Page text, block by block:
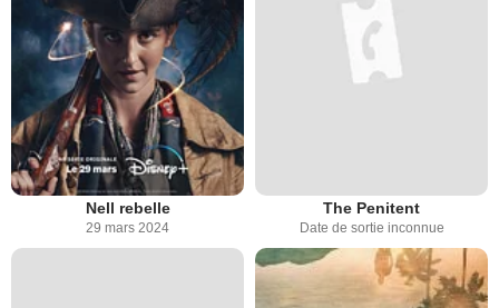
Nell rebelle
29 mars 2024
The Penitent
Date de sortie inconnue